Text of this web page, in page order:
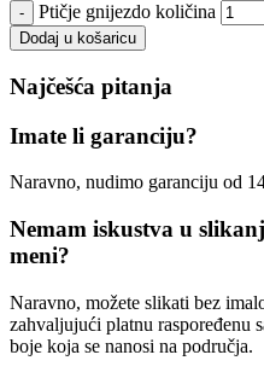
Ptičje gnijezdo količina
Dodaj u košaricu
Najčešća pitanja
Imate li garanciju?
Naravno, nudimo garanciju od
Nemam iskustva u
meni?
Naravno, možete slikati bez
zahvaljujući platnu raspoređenu
boje koja se nanosi na područja.